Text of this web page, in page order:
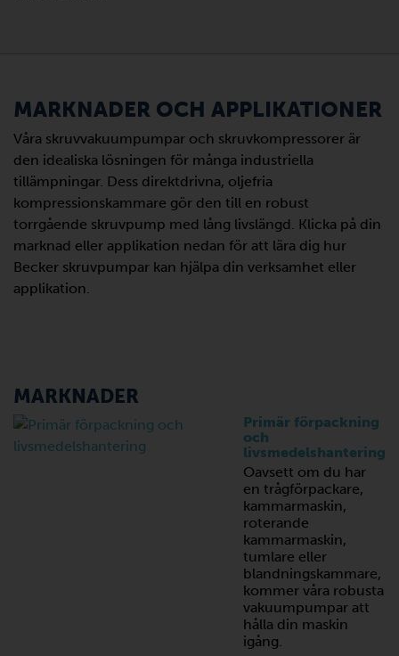
MARKNADER OCH APPLIKATIONER
Våra skruvvakuumpumpar och skruvkompressorer är
den idealiska lösningen för många industriella
tillämpningar. Dess direktdrivna, oljefria
kompressionskammare gör den till en robust
torrgående skruvpump med lång livslängd. Klicka på din
marknad eller applikation nedan för att lära dig hur
Becker skruvpumpar kan hjälpa din verksamhet eller
applikation.
MARKNADER
Primär förpackning
och
livsmedelshantering
Oavsett om du har
en trågförpackare,
kammarmaskin,
roterande
kammarmaskin,
tumlare eller
blandningskammare,
kommer våra robusta
vakuumpumpar att
hålla din maskin
igång.